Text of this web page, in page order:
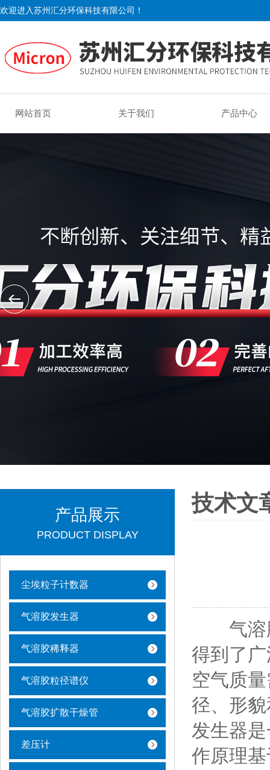
欢迎进入苏州汇分环保科技有限公司！
网站首页 关于我们 产品中心
产品展示
PRODUCT DISPLAY
尘埃粒子计数器
气溶胶发生器
气溶胶稀释器
气溶胶粒径谱仪
气溶胶扩散干燥管
差压计
技术文
气溶胶
得到了
空气质
径、形
发生器
作原理